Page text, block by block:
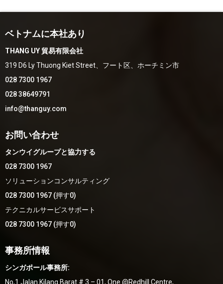
ベトナムに本社あり
THANG UY 貿易有限会社
319 D6 Ly Thuong Kiet Street、フート区、ホーチミン市
028 7300 1967
028 38649791
info@thanguy.com
お問い合わせ
タンウイグループと協力する
028 7300 1967
ソリューションコンサルティング
028 7300 1967 (押す0)
テクニカルサービスサポート
028 7300 1967 (押す0)
事務所情報
シンガポール事務所:
No,1 Jalan Kilang Barat # 3 – 01, One @Redhill Centre,